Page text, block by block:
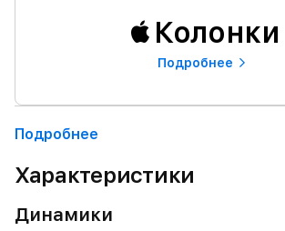
Колонки
Подробнее
Подробнее
Характеристики
Динамики